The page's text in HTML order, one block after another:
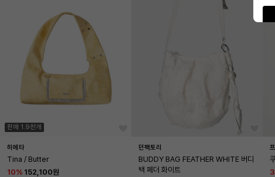
판매 1.9천개
히에타
Tina / Butter
10% 152,100원
던팩토리
BUDDY BAG FEATHER WHITE 버디
백 페더 화이트